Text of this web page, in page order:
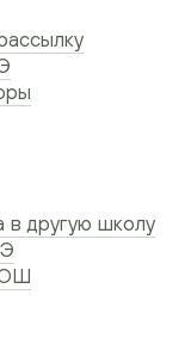
в другую школу